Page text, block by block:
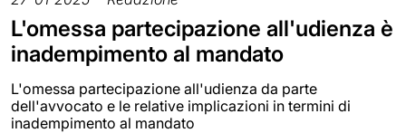
L'omessa partecipazione all'udienza è
inadempimento al mandato
L'omessa partecipazione all'udienza da parte
dell'avvocato e le relative implicazioni in termini di
inadempimento al mandato